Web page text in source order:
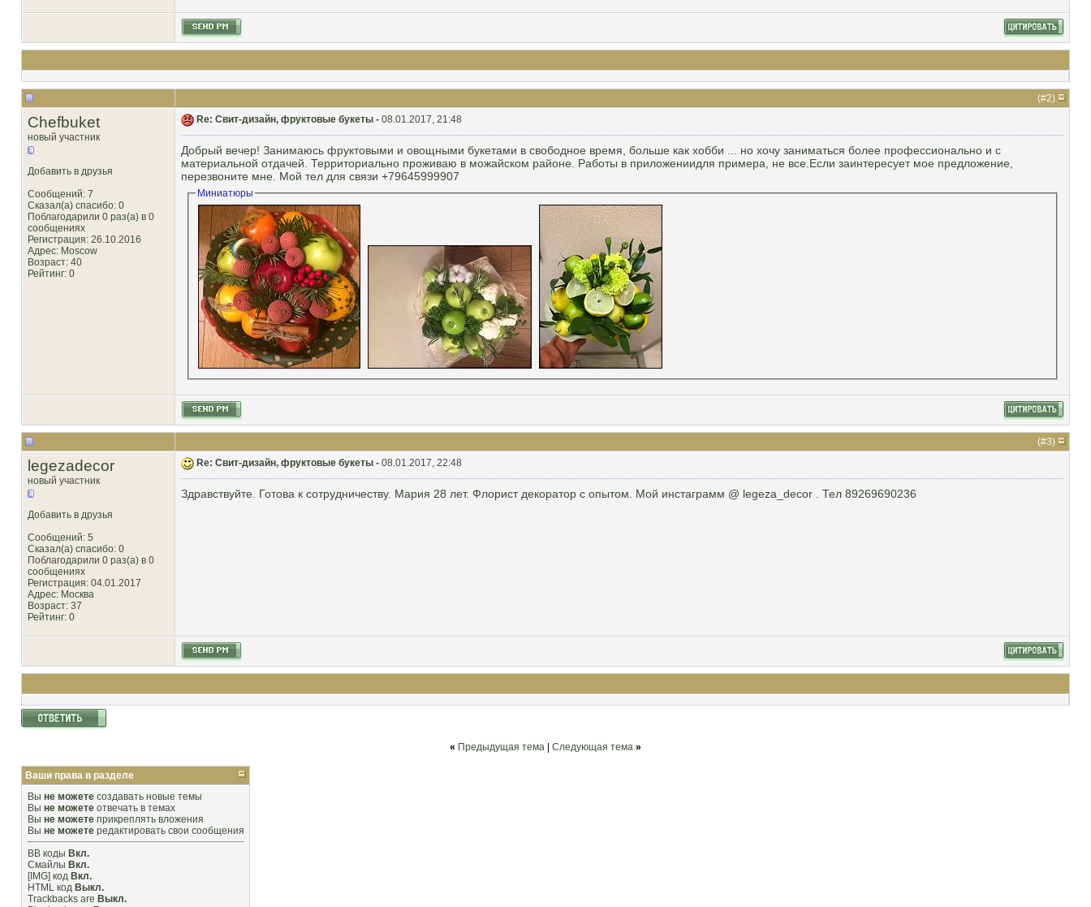
(#2)
Chefbuket
новый участник
Добавить в друзья
Сообщений: 7
Сказал(а) спасибо: 0
Поблагодарили 0 раз(а) в 0
сообщениях
Регистрация: 26.10.2016
Адрес: Moscow
Возраст: 40
Рейтинг: 0
Re: Свит-дизайн, фруктовые букеты - 08.01.2017, 21:48
Добрый вечер! Занимаюсь фруктовыми и овощными букетами в свободное время, больше как хобби ... но хочу заниматься более профессионально и с
материальной отдачей. Территориально проживаю в можайском районе. Работы в приложениидля примера, не все.Если заинтересует мое предложение,
перезвоните мне. Мой тел для связи +79645999907
Миниатюры
(#3)
legezadecor
новый участник
Добавить в друзья
Сообщений: 5
Сказал(а) спасибо: 0
Поблагодарили 0 раз(а) в 0
сообщениях
Регистрация: 04.01.2017
Адрес: Москва
Возраст: 37
Рейтинг: 0
Re: Свит-дизайн, фруктовые букеты - 08.01.2017, 22:48
Здравствуйте. Готова к сотрудничеству. Мария 28 лет. Флорист декоратор с опытом. Мой инстаграмм @ legeza_decor . Тел 89269690236
« Предыдущая тема Следующая тема »
Ваши права в разделе
Вы не можете создавать новые темы
Вы не можете отвечать в темах
Вы не можете прикреплять вложения
Вы не можете редактировать свои сообщения
BB коды Вкл.
Смайлы Вкл.
[IMG] код Вкл.
HTML код Выкл.
Trackbacks are Выкл.